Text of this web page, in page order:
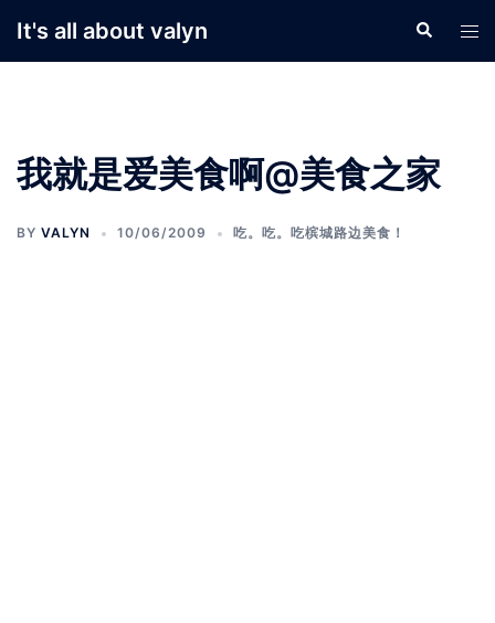
It's all about valyn Search
我就是爱美食啊@美食之家
BY VALYN 10/06/2009 吃。吃。吃槟城路边美食！